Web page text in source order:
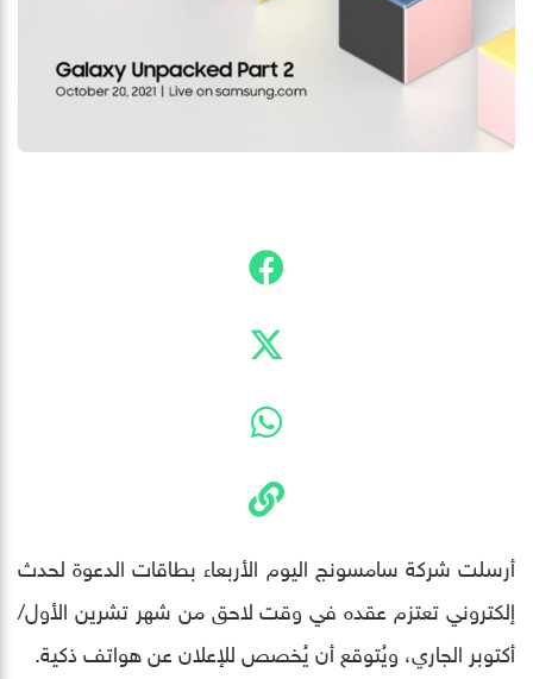
أرسلت شركة سامسونج اليوم الأربعاء بطاقات الدعوة لحدث
إلكتروني تعتزم عقده في وقت لاحق من شهر تشرين الأول/
أكتوبر الجاري، ويُتوقع أن يُخصص للإعلان عن هواتف ذكية.